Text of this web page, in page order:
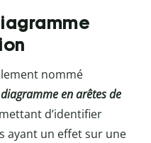
nommé
diagramme en arêtes de
d’identifier
ayant un effet sur une